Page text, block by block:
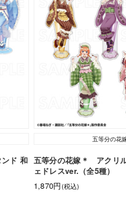
ド 和
五等分の花
五等分の花嫁＊ アクリ
ェドレスver.（全5種）
1,870円(税込)